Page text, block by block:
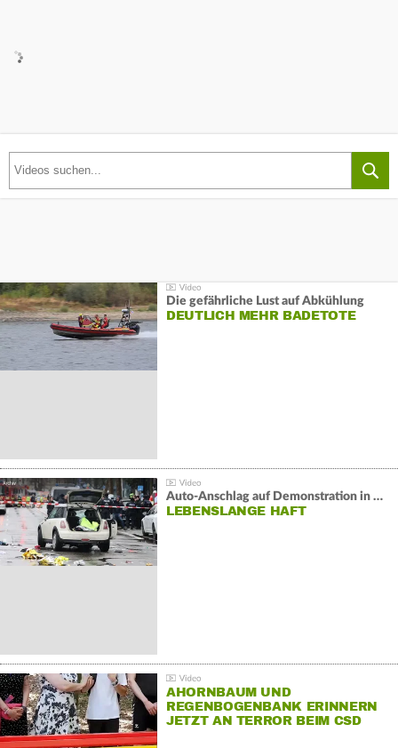
Die gefährliche Lust auf Abkühlung
DEUTLICH MEHR BADETOTE
Auto-Anschlag auf Demonstration in München:
LEBENSLANGE HAFT
AHORNBAUM UND
REGENBOGENBANK ERINNERN
JETZT AN TERROR BEIM CSD